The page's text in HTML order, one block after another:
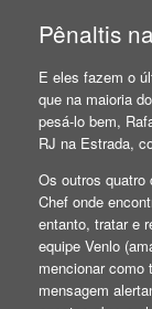
Pênaltis
E eles fazem o
que na maioria
pesá-lo bem,
RJ na Estrada,
Os outros quatro
Chef onde
entanto, tratar e
equipe Venlo
mencionar como
mensagem